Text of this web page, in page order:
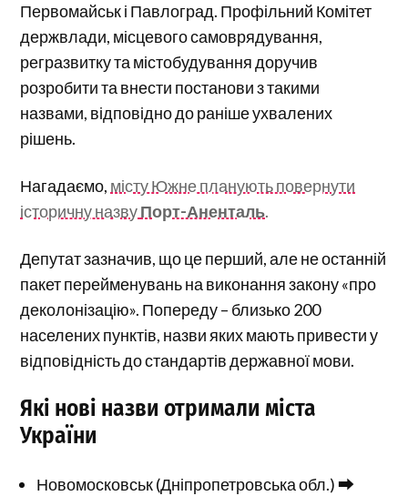
Первомайськ і Павлоград. Профільний Комітет
держвлади, місцевого самоврядування,
регразвитку та містобудування доручив
розробити та внести постанови з такими
назвами, відповідно до раніше ухвалених
рішень.
Нагадаємо, місту Южне планують повернути
історичну назвуПорт-Аненталь.
Депутат зазначив, що це перший, але не останній
пакет перейменувань на виконання закону «про
деколонізацію». Попереду – близько 200
населених пунктів, назви яких мають привести у
відповідність до стандартів державної мови.
Які нові назви отримали міста
України
Новомосковськ (Дніпропетровська обл.) ⮕